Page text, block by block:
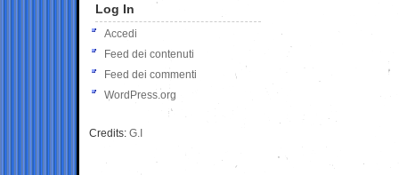
Log In
Accedi
Feed dei contenuti
Feed dei commenti
WordPress.org
Credits: G.I